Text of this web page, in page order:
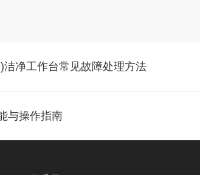
净工作台常见故障处理方法
与操作指南